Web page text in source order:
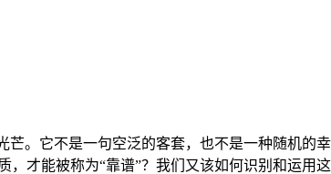
。它不是一句空泛的客套，也不是一种随机的
才能被称为“靠谱”？我们又该如何识别和运用这